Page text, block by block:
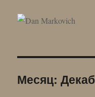
Месяц: